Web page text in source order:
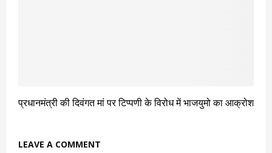
प्रधानमंत्री की दिवंगत मां पर टिप्पणी के विरोध में भाजयुमो का आक्रोश
LEAVE A COMMENT